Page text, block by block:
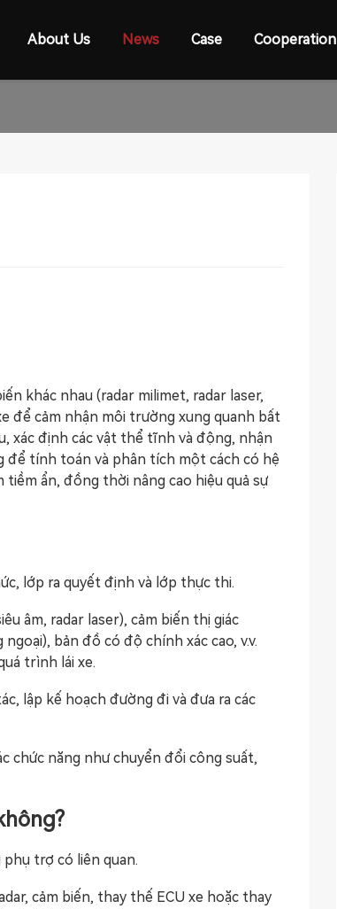
About Us News Case Cooperation
khác nhau (radar milimet, radar laser,
để cảm nhận môi trường xung quanh bất
xác định các vật thể tĩnh và động, nhận
để tính toán và phân tích một cách có hệ
ẩn, đồng thời nâng cao hiệu quả sự
lớp ra quyết định và lớp thực thi.
âm, radar laser), cảm biến thị giác
bản đồ có độ chính xác cao, v.v.
trình lái xe.
lập kế hoạch đường đi và đưa ra các
chức năng như chuyển đổi công suất,
trợ có liên quan.
cảm biến, thay thế ECU xe hoặc thay